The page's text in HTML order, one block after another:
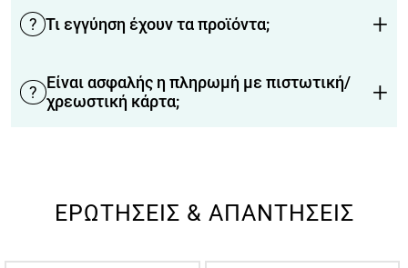
? Τι εγγύηση έχουν τα προϊόντα; +
? Είναι ασφαλής η πληρωμή με πιστωτική/
χρεωστική κάρτα;
+
ΕΡΩΤΉΣΕΙΣ & ΑΠΑΝΤΉΣΕΙΣ
Κέρδισε -10%
Κάνε την εγγραφή σου στο Newsletter